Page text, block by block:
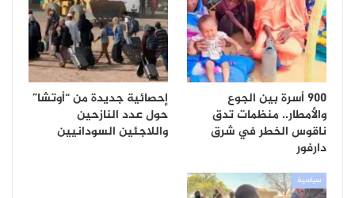
900 أسرة بين الجوع
والأمطار.. منظمات تدق
ناقوس الخطر في شرق
دارفور
إحصائية جديدة من “أوتشا”
حول عدد النازحين
واللاجئين السودانيين
سياسية